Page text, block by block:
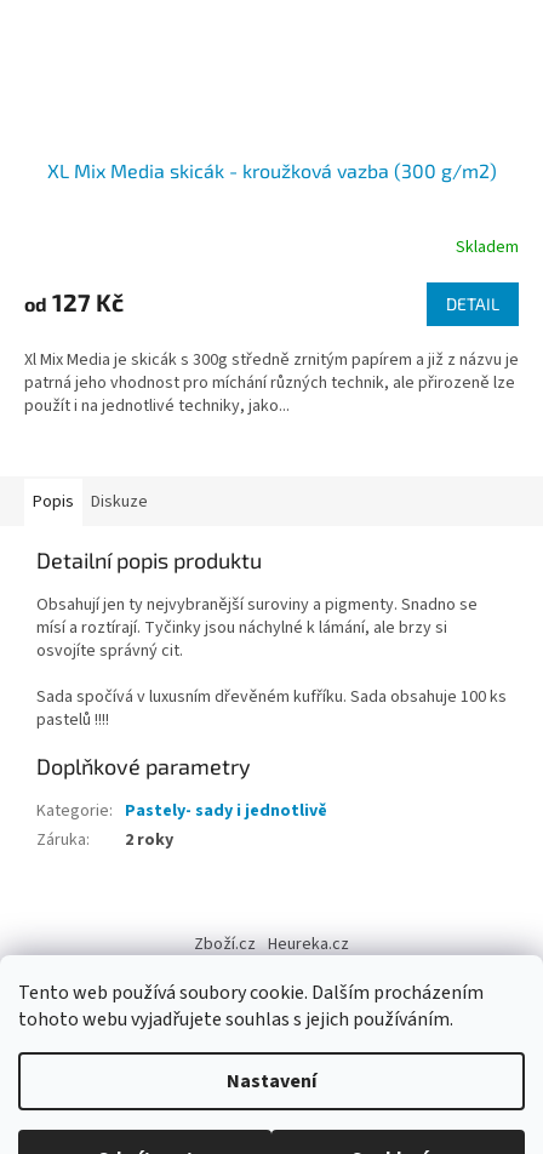
Tento web používá soubory cookie. Dalším procházením
tohoto webu vyjadřujete souhlas s jejich používáním.
Nastavení
XL Mix Media skicák - kroužková vazba (300 g/m2)
Skladem
od 127 Kč DETAIL
Xl Mix Media je skicák s 300g středně zrnitým papírem a již z názvu je
patrná jeho vhodnost pro míchání různých technik, ale přirozeně lze
použít i na jednotlivé techniky, jako...
Popis Diskuze
Detailní popis produktu
Obsahují jen ty nejvybranější suroviny a pigmenty. Snadno se
mísí a roztírají. Tyčinky jsou náchylné k lámání, ale brzy si
osvojíte správný cit.
Sada spočívá v luxusním dřevěném kufříku. Sada obsahuje 100 ks
pastelů !!!!
Doplňkové parametry
Kategorie: Pastely- sady i jednotlivě
Záruka: 2 roky
p
Zboží.cz Heureka.cz
Copyright 2026Výtvarné potřeby - hedvábí.cz. Všechna práva